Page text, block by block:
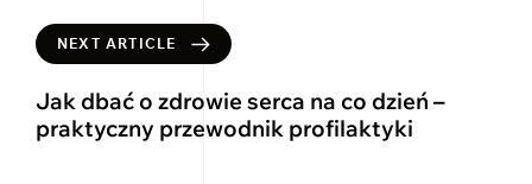
NEXT ARTICLE
Jak dbać o zdrowie serca na co dzień –
praktyczny przewodnik profilaktyki